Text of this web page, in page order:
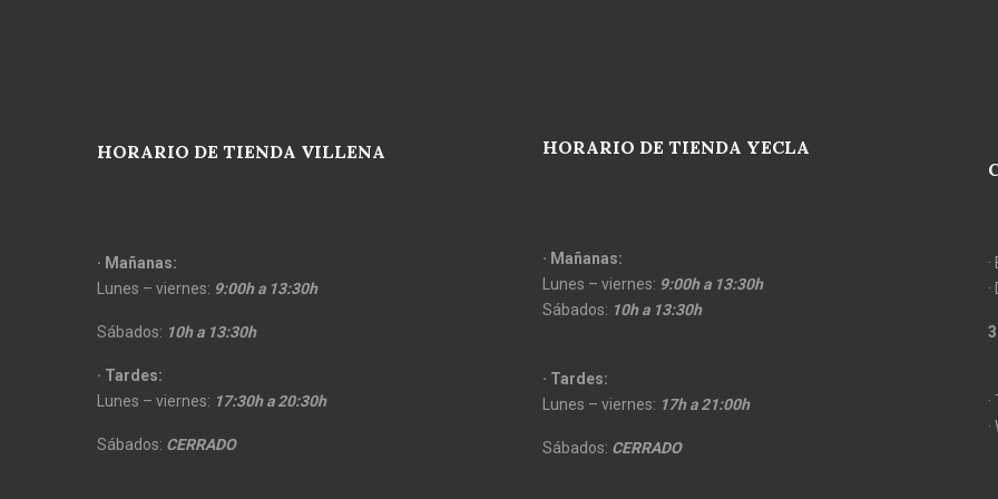
HORARIO DE TIENDA VILLENA
· Mañanas:
Lunes – viernes: 9:00h a 13:30h
Sábados: 10h a 13:30h
· Tardes:
Lunes – viernes: 17:30h a 20:30h
Sábados: CERRADO
HORARIO DE TIENDA YECLA
· Mañanas:
Lunes – viernes: 9:00h a 13:30h
Sábados: 10h a 13:30h
· Tardes:
Lunes – viernes: 17h a 21:00h
Sábados: CERRADO